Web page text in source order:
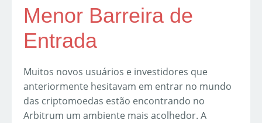
Menor Barreira de
Entrada
Muitos novos usuários e investidores que
anteriormente hesitavam em entrar no mundo
das criptomoedas estão encontrando no
Arbitrum um ambiente mais acolhedor. A